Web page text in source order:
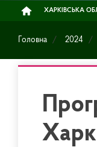
ХАРКІВСЬКА
Головна 2024